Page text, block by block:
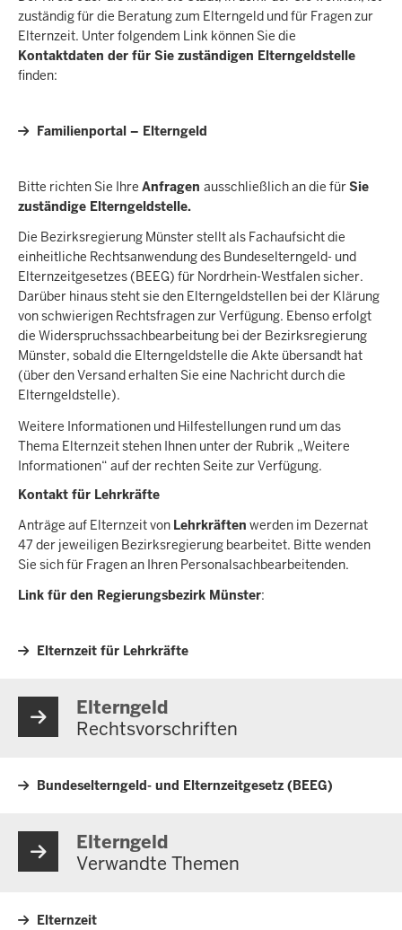
zuständig für die Beratung zum Elterngeld und für Fragen zur
Elternzeit. Unter folgendem Link können Sie die
Kontaktdaten der für Sie zuständigen Elterngeldstelle
finden:
Familienportal – Elterngeld
Bitte richten Sie Ihre Anfragen ausschließlich an die fürSie
zuständige Elterngeldstelle.
Die Bezirksregierung Münster stellt als Fachaufsicht die
einheitliche Rechtsanwendung des Bundeselterngeld- und
Elternzeitgesetzes (BEEG) für Nordrhein-Westfalen sicher.
Darüber hinaus steht sie den Elterngeldstellen bei der Klärung
von schwierigen Rechtsfragen zur Verfügung. Ebenso erfolgt
die Widerspruchssachbearbeitung bei der Bezirksregierung
Münster, sobald die Elterngeldstelle die Akte übersandt hat
(über den Versand erhalten Sie eine Nachricht durch die
Elterngeldstelle).
Weitere Informationen und Hilfestellungen rund um das
Thema Elternzeit stehen Ihnen unter der Rubrik „Weitere
Informationen“ auf der rechten Seite zur Verfügung.
Kontakt für Lehrkräfte
Anträge auf Elternzeit von Lehrkräften werden im Dezernat
47 der jeweiligen Bezirksregierung bearbeitet. Bitte wenden
Sie sich für Fragen an Ihren Personalsachbearbeitenden.
Link für den Regierungsbezirk Münster:
Elternzeit für Lehrkräfte
Elterngeld
Rechtsvorschriften
Bundeselterngeld- und Elternzeitgesetz (BEEG)
Elterngeld
Verwandte Themen
Elternzeit